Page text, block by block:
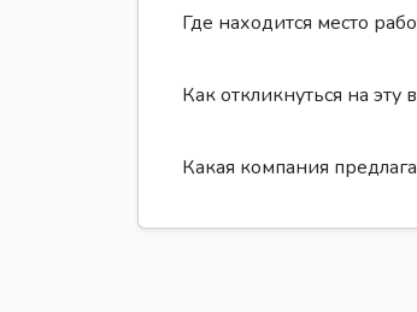
Где находится место
Как откликнуться на эту
Какая компания